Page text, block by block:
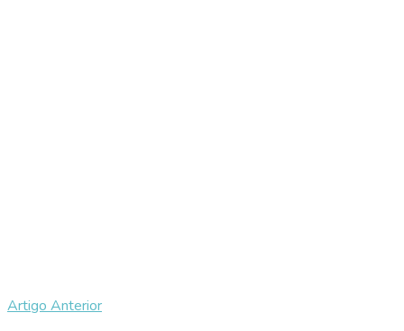
Artigo Anterior